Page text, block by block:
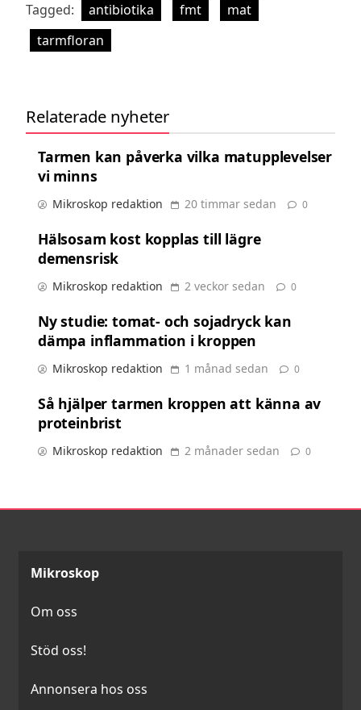
Tagged: antibiotika fmt
mat
tarmfloran
Relaterade nyheter
Tarmen kan påverka vilka matupplevelser
vi minns
Mikroskop redaktion 20 timmar sedan 0
Hälsosam kost kopplas till lägre
demensrisk
Mikroskop redaktion 2 veckor sedan 0
Ny studie: tomat- och sojadryck kan
dämpa inflammation i kroppen
Mikroskop redaktion 1 månad sedan 0
Så hjälper tarmen kroppen att känna av
proteinbrist
Mikroskop redaktion 2 månader sedan 0
Mikroskop
Om oss
Stöd oss!
Annonsera hos oss